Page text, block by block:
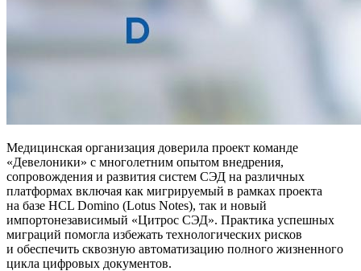
Медицинская организация доверила проект команде
«Девелоники» с многолетним опытом внедрения,
сопровождения и развития систем СЭД на различных
платформах включая как мигрируемый в рамках проекта
на базе HCL Domino (Lotus Notes), так и новый
импортонезависимый «Цитрос СЭД». Практика успешных
миграций помогла избежать технологических рисков
и обеспечить сквозную автоматизацию полного жизненного
цикла цифровых документов.